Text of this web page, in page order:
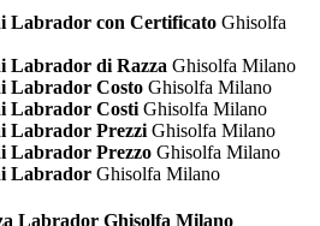
Labrador con Certificato Ghisolfa
Labrador di Razza Ghisolfa Milano
Labrador Costo Ghisolfa Milano
Labrador Costi Ghisolfa Milano
Labrador Prezzi Ghisolfa Milano
Labrador Prezzo Ghisolfa Milano
Labrador Ghisolfa Milano
Labrador Ghisolfa Milano